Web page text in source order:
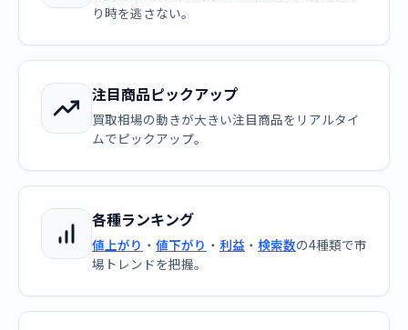
り時を逃さない。
注目商品ピックアップ
買取相場の動きが大きい注目商品をリアルタイ
ムでピックアップ。
各種ランキング
値上がり ・ 値下がり ・ 利益 ・ 検索数の4種類で市
場トレンドを把握。